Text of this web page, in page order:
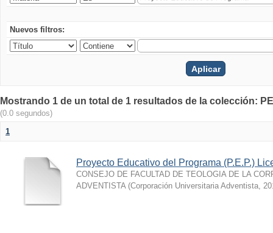
Nuevos filtros:
Mostrando 1 de un total de 1 resultados de la colección:
(0.0 segundos)
1
Proyecto Educativo del Programa (P.E.P.)
CONSEJO DE FACULTAD DE TEOLOGIA DE LA
ADVENTISTA (Corporación Universitaria Adventista,